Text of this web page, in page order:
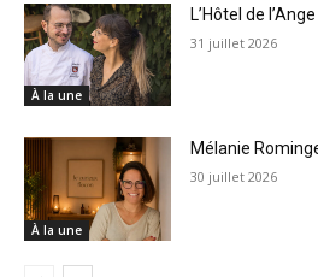
À la une
L’Hôtel de
31 juillet 2026
À la une
Mélanie
30 juillet 2026